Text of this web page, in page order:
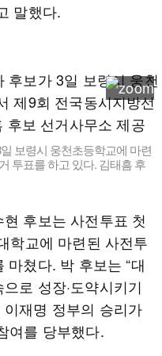
말했다.
보령시 웅천초등학교에 마련
투표를 하고 있다. 김태흠 후
후보는 사전투표 첫
학교에 마련된 사전투
마쳤다. 박 후보는 “대
로 성장·도약시키기
재명 정부의 승리가
여를 당부했다.